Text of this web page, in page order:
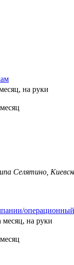
на руки
Селятино,
месяц, на руки